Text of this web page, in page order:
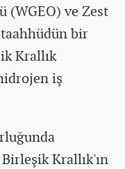
(WGEO) ve Zest
bir
Krallık
iş
Krallık'ın